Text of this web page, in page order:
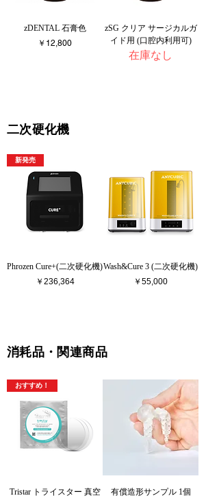
zDENTAL 石膏色
価格
￥12,800
zSG クリア サージカルガ
イド用 (口腔内利用可)
在庫なし
二次硬化機
新発売
Phrozen Cure+(二次硬化機)
価格
￥236,364
Wash&Cure 3 (二次硬化機)
価格
￥55,000
​消耗品・関連商品
おすすめ！
Tristar トライスター 真空
有償造形サンプル 1個